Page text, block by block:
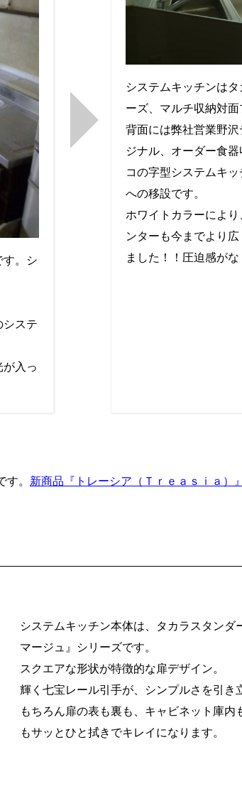
す。シ
ステ
入っ
システムキッチンは
ーズ、マルチ収納対面
背面には弊社営業野
ジナル、オーダー食器
コの字型システムキ
への移設です。
ホワイトカラーによ
ンターも今までより
ました！！圧迫感がな
す。 新商品『トレーシア（Ｔｒｅａｓｉａ）』
システムキッチン本体は、タカラスタン
マージュ』シリーズです。
スクエアな形状が特徴的な扉デザイン。
輝く七宝レール引手が、シンプルさを引き
もちろん扉の表も裏も、キャビネット庫
もサッとひと拭きでキレイになります。